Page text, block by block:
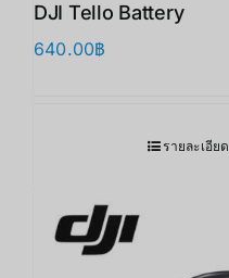
DJI Tello Battery
640.00฿
รายละเอียด